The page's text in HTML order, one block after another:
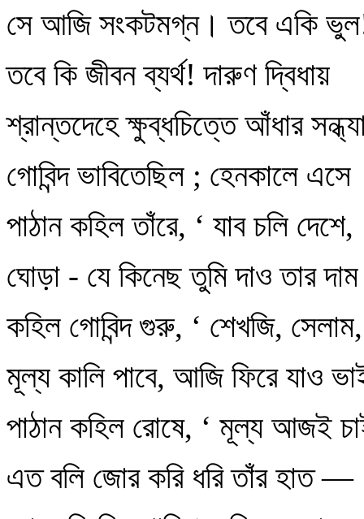
সে আজি সংকটমগ্ন। তবে একি
তবে কি জীবন ব্যর্থ! দারুণ দ্বিধায়
শ্রান্তদেহে ক্ষুব্ধচিত্তে আঁধার
গোবিন্দ ভাবিতেছিল ; হেনকালে এসে
পাঠান কহিল তাঁরে, ‘ যাব চলি দেশে,
ঘোড়া - যে কিনেছ তুমি দাও তার
কহিল গোবিন্দ গুরু, ‘ শেখজি, সেলাম,
মূল্য কালি পাবে, আজি ফিরে যাও
পাঠান কহিল রোষে, ‘ মূল্য আজই
এত বলি জোর করি ধরি তাঁর হাত —